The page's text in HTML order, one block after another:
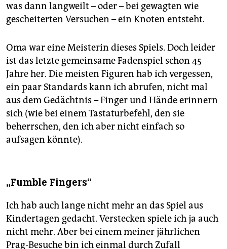
was dann langweilt – oder – bei gewagten wie
gescheiterten Versuchen – ein Knoten entsteht.
Oma war eine Meisterin dieses Spiels. Doch leider
ist das letzte gemeinsame Fadenspiel schon 45
Jahre her. Die meisten Figuren hab ich vergessen,
ein paar Standards kann ich abrufen, nicht mal
aus dem Gedächtnis – Finger und Hände erinnern
sich (wie bei einem Tastaturbefehl, den sie
beherrschen, den ich aber nicht einfach so
aufsagen könnte).
„Fumble Fingers“
Ich hab auch lange nicht mehr an das Spiel aus
Kindertagen gedacht. Verstecken spiele ich ja auch
nicht mehr. Aber bei einem meiner jährlichen
Prag-Besuche bin ich einmal durch Zufall